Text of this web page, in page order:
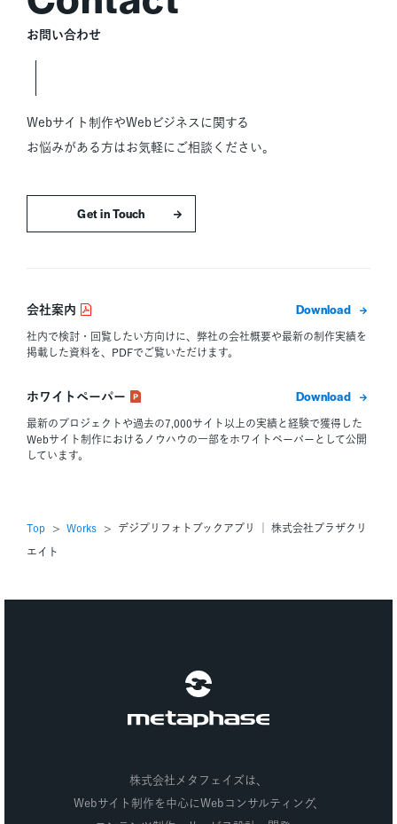
Top Works デジプリフォトブックアプリ ｜ 株式会社プラザクリ
エイト
お問い合わせ
Webサイト制作やWebビジネスに関する
お悩みがある方はお気軽にご相談ください。
お問い合わせはこちら
会社案内
社内で検討・回覧したい方向けに、弊社の会社概要や最新の制作実績を
掲載した資料を、PDFでご覧いただけます。
ダウン
ホワイトペーパー
最新のプロジェクトや過去の7,000サイト以上の実績と経験で獲得した
Webサイト制作におけるノウハウの一部をホワイトペーパーとして公開
しています。
ダウン
株式会社メタフェイズ
株式会社メタフェイズは、
Webサイト制作を中心にWebコンサルティング、